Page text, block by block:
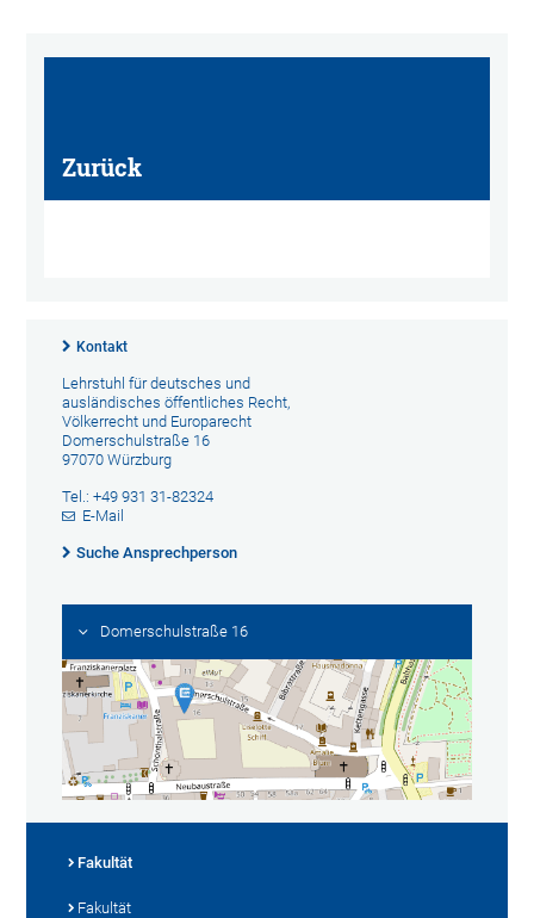
Zurück
Kontakt
Lehrstuhl für deutsches und
ausländisches öffentliches Recht,
Völkerrecht und Europarecht
Domerschulstraße 16
97070 Würzburg
Tel.: +49 931 31-82324
E-Mail
Suche Ansprechperson
Domerschulstraße 16
Fakultät
Fakultät